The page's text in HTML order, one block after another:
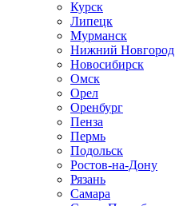
Курск
Липецк
Мурманск
Нижний Новгород
Новосибирск
Омск
Орел
Оренбург
Пенза
Пермь
Подольск
Ростов-на-Дону
Рязань
Самара